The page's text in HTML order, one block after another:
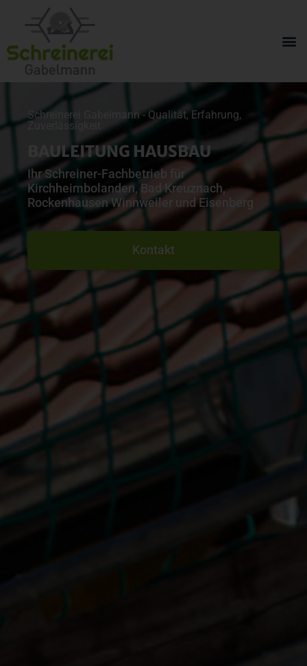
Schreinerei Gabelmann - Qualität, Erfahrung,
Zuverlässigkeit
BAULEITUNG HAUSBAU
Ihr Schreiner-Fachbetrieb für
Kirchheimbolanden, Bad Kreuznach,
Rockenhausen Winnweiler und Eisenberg
Kontakt